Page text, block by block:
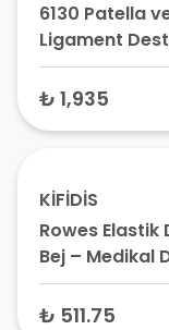
6130 Patella
Ligament
Dizlik
Medikal Diz
₺ 1,935
KİFİDİS
Rowes Elastik
Bej – Medikal
Ortopedik Diz
Desteği
₺ 511.75